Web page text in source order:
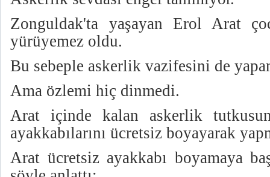
Zonguldak'ta yaşayan Erol Arat
yürüyemez oldu.
Bu sebeple askerlik vazifesini de
Ama özlemi hiç dinmedi.
Arat içinde kalan askerlik
ayakkabılarını ücretsiz boyayarak
Arat ücretsiz ayakkabı boyamaya